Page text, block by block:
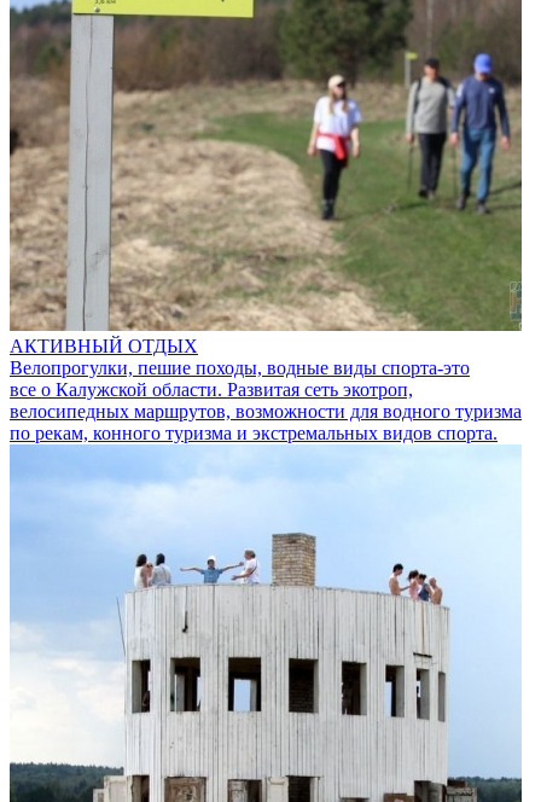
АКТИВНЫЙ ОТДЫХ
Велопрогулки, пешие походы, водные виды спорта-это
все о Калужской области. Развитая сеть экотроп,
велосипедных маршрутов, возможности для водного туризма
по рекам, конного туризма и экстремальных видов спорта.